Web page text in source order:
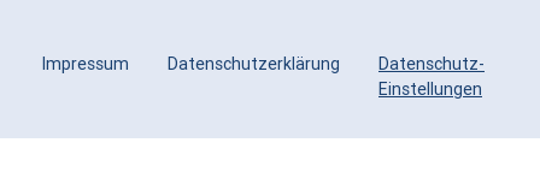
Impressum Datenschutzerklärung
Datenschutz-
Einstellungen